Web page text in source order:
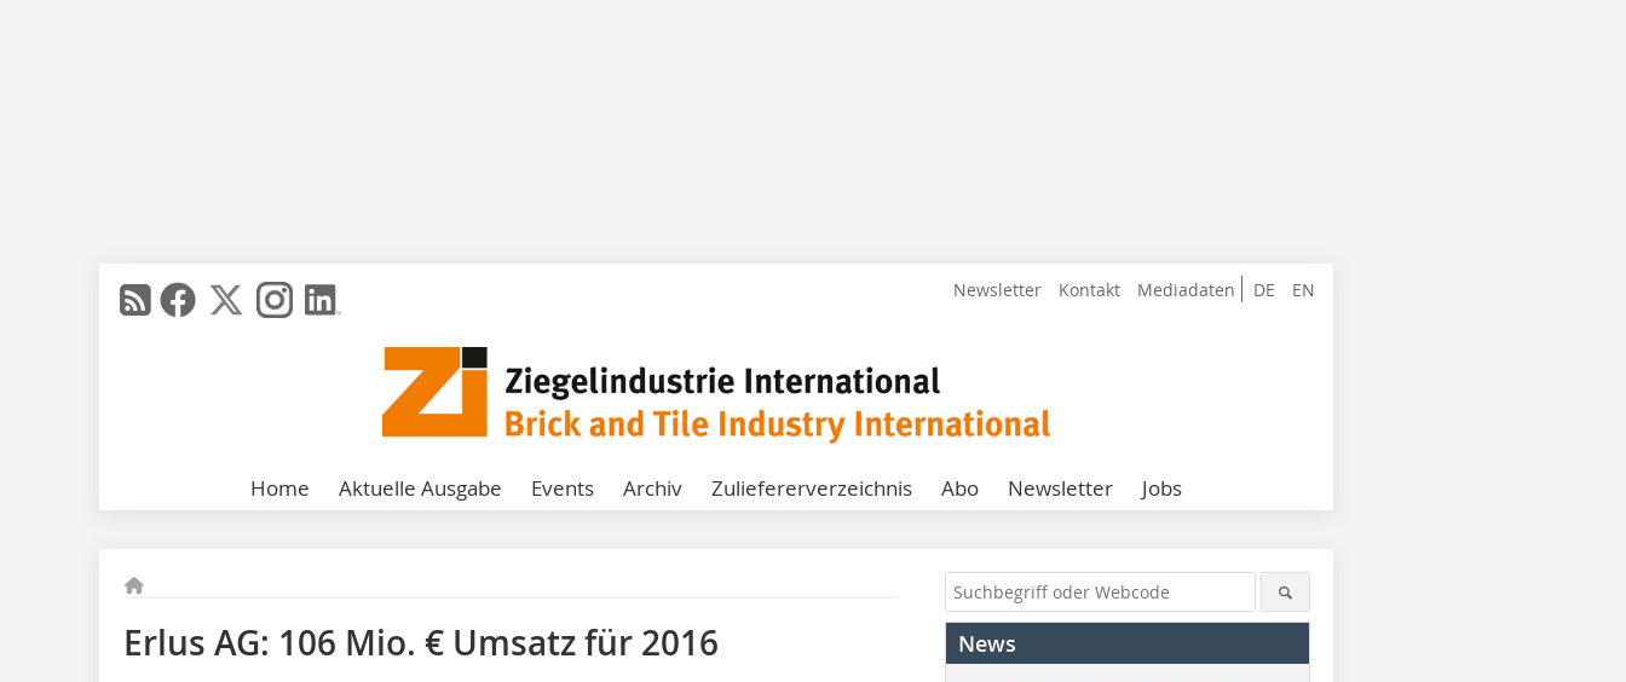
DE EN
Newsletter Kontakt Mediadaten
Home Aktuelle Ausgabe Events Archiv Zuliefererverzeichnis Abo Newsletter Jobs
Erlus AG: 106 Mio. € Umsatz für 2016 News